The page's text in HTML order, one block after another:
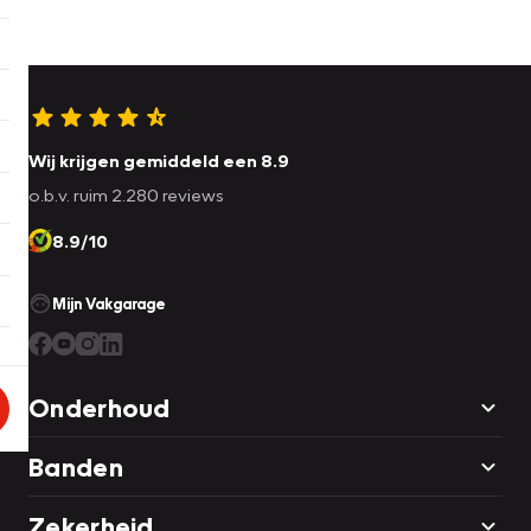
Wij krijgen gemiddeld een 8.9
o.b.v. ruim 2.280 reviews
8.9/10
Mijn Vakgarage
Onderhoud
Banden